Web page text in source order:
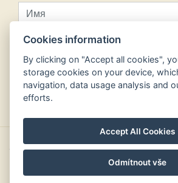
Copyright © Aureli hotels 2026
Cookies information
By clicking on "Accept all cookies",
storage cookies on your device,
navigation, data usage analysis and
efforts.
Accept All Cookies
Odmítnout vše